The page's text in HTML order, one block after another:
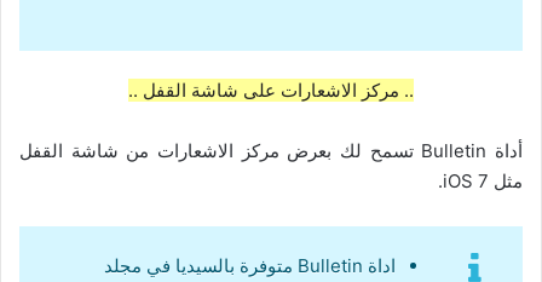
.. مركز الاشعارات على شاشة القفل ..
أداة Bulletin تسمح لك بعرض مركز الاشعارات من شاشة القفل
مثل iOS 7.
اداة Bulletin متوفرة بالسيديا في مجلد